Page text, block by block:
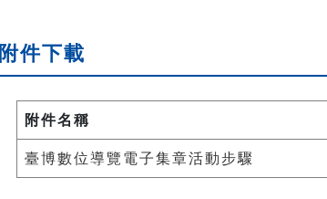
附件下載
附件名稱
臺博數位導覽電子集章活動步驟